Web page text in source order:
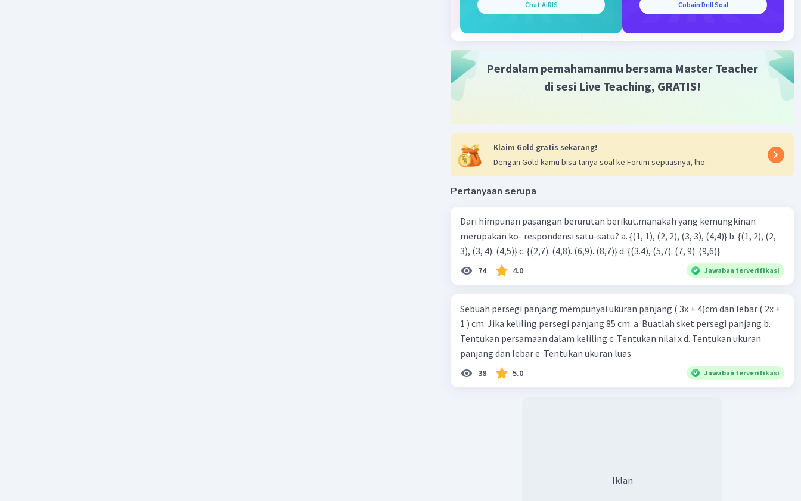
Sumbu simetri (xp), Nilai optimum (yp), dan koordinat titik
a = 1, b = 2 dan c = -8
y = (b2- 4ac)/-4a
= (4 + 32)/-4
= 36/-4
Koordinat titik balik minnimum = (-1, -9)
Beri Rating·0.0(0) Balas
Chat AiRIS Cobain Drill Soal
Perdalam pemahamanmu bersama Master Teacher
di sesi Live Teaching, GRATIS!
Klaim Gold gratis sekarang!
Dengan Gold kamu bisa tanya soal ke Forum sepuasnya, lho.
Pertanyaan serupa
Dari himpunan pasangan berurutan berikut.manakah yang kemungkinan
merupakan ko- respondensi satu-satu? a. {(1, 1), (2, 2), (3, 3), (4,4)} b. {(1, 2), (2,
3), (3, 4). (4,5)} c. {(2,7). (4,8). (6,9). (8,7)} d. {(3.4), (5,7). (7, 9). (9,6)}
74 4.0 Jawaban terverifikasi
Sebuah persegi panjang mempunyai ukuran panjang ( 3x + 4)cm dan lebar ( 2x +
1 ) cm. Jika keliling persegi panjang 85 cm. a. Buatlah sket persegi panjang b.
Tentukan persamaan dalam keliling c. Tentukan nilai x d. Tentukan ukuran
panjang dan lebar e. Tentukan ukuran luas
38 5.0 Jawaban terverifikasi
Iklan